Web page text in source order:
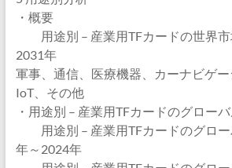
・概要
用途別 – 産業用TFカードの世界市
2031年
軍事、通信、医療機器、カーナビゲ
IoT、その他
・用途別 – 産業用TFカードのグロー
用途別 – 産業用TFカードのグロー
年～2024年